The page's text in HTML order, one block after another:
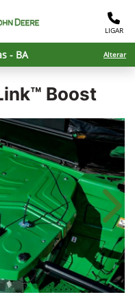
LIGAR
- BA Alterar
Boost